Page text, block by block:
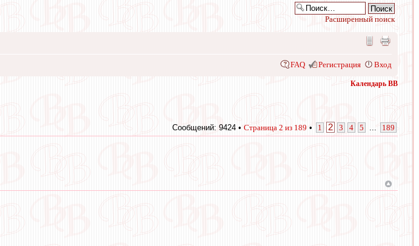
Расширенный поиск
FAQ Регистрация Вход
Календарь ВВ
Сообщений: 9424 • Страница 2 из 189 • 1 2 3 4 5 189